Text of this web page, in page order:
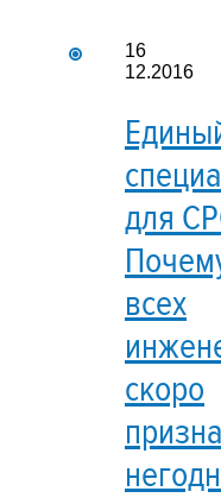
16
12.2016
для
всех
скоро